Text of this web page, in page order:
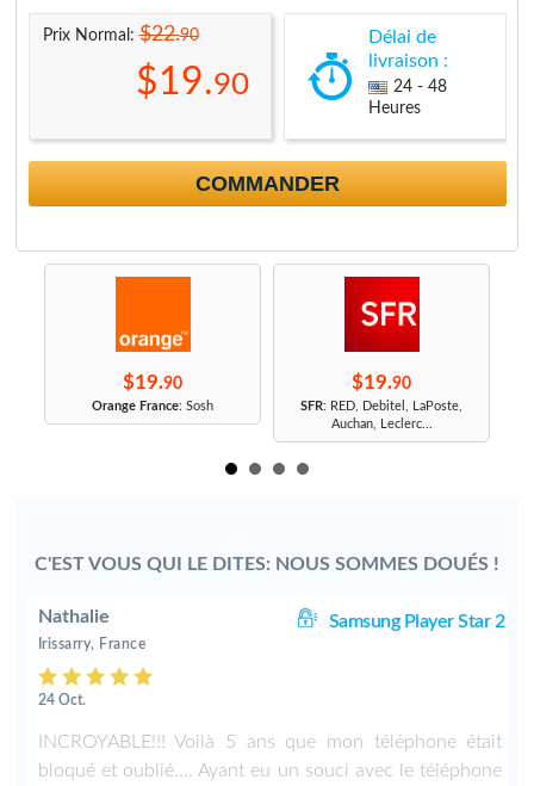
Prix Normal:$22.90
$19.90
Délai de
livraison :
24 - 48
Heures
COMMANDER
$19.90
Orange France: Sosh
$19.90
SFR: RED, Debitel, LaPoste,
Auchan, Leclerc...
C'EST VOUS QUI LE DITES: NOUS SOMMES DOUÉS !
Nathalie Samsung Player Star 2
Irissarry, France
24 Oct.
INCROYABLE!!! Voilà 5 ans que mon téléphone était
bloqué et oublié.... Ayant eu un souci avec le téléphone